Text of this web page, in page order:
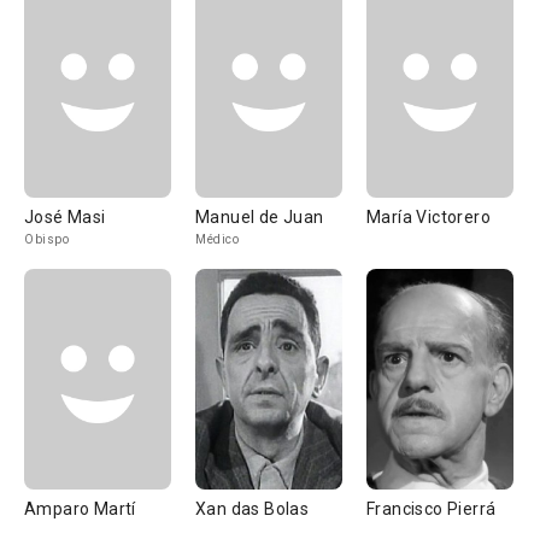
José Masi
Obispo
Manuel de Juan
Médico
María Victorero
Amparo Martí Xan das Bolas Francisco Pierrá